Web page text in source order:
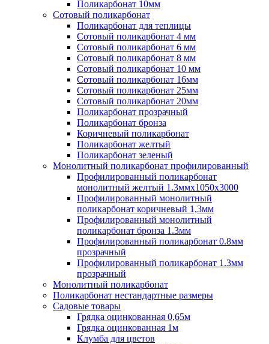
Поликарбонат 10мм
Сотовый поликарбонат
Поликарбонат для теплицы
Сотовый поликарбонат 4 мм
Сотовый поликарбонат 6 мм
Сотовый поликарбонат 8 мм
Сотовый поликарбонат 10 мм
Сотовый поликарбонат 16мм
Сотовый поликарбонат 25мм
Сотовый поликарбонат 20мм
Поликарбонат прозрачный
Поликарбонат бронза
Коричневый поликарбонат
Поликарбонат желтый
Поликарбонат зеленый
Монолитный поликарбонат профилированный
Профилированный поликарбонат
монолитный желтый 1.3ммх1050х3000
Профилированный монолитный
поликарбонат коричневый 1,3мм
Профилированный монолитный
поликарбонат бронза 1.3мм
Профилированный поликарбонат 0.8мм
прозрачный
Профилированный поликарбонат 1.3мм
прозрачный
Монолитный поликарбонат
Поликарбонат нестандартные размеры
Садовые товары
Грядка оцинкованная 0,65м
Грядка оцинкованная 1м
Клумба для цветов